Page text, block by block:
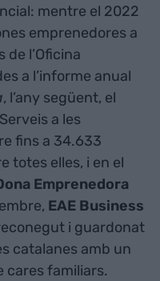
mentre el 2022
emprenedores a
de l’Oficina
a l’informe anual
, l’any següent, el
a les
fins a 34.633
totes elles, i en el
Emprenedora
EAE Business
i guardonat
catalanes amb un
cares familiars.